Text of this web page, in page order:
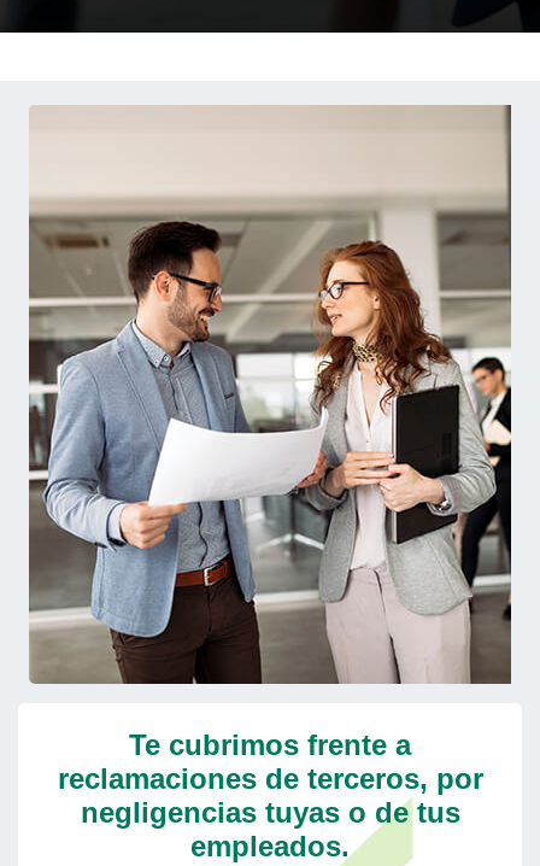
Te cubrimos frente a
reclamaciones de terceros, por
negligencias tuyas o de tus
empleados.